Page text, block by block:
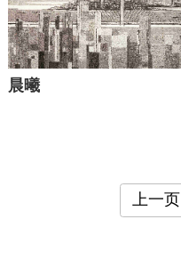
晨曦
上一页